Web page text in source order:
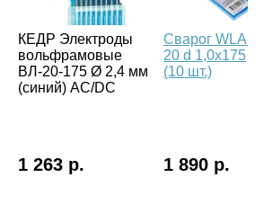
КЕДР Электроды
вольфрамовые
ВЛ-20-175 Ø 2,4 мм
(синий) AC/DC
Сварог WLA-
20 d 1,0x175
(10 шт.)
1 263 р. 1 890 р.